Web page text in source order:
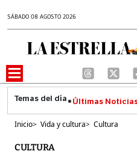
SÁBADO 08 AGOSTO 2026
Últimas
Inicio> Vida y cultura> Cultura
CULTURA